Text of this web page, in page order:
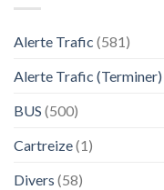
Alerte Trafic (581)
Alerte Trafic (Terminer)
BUS (500)
Cartreize(1)
Divers (58)